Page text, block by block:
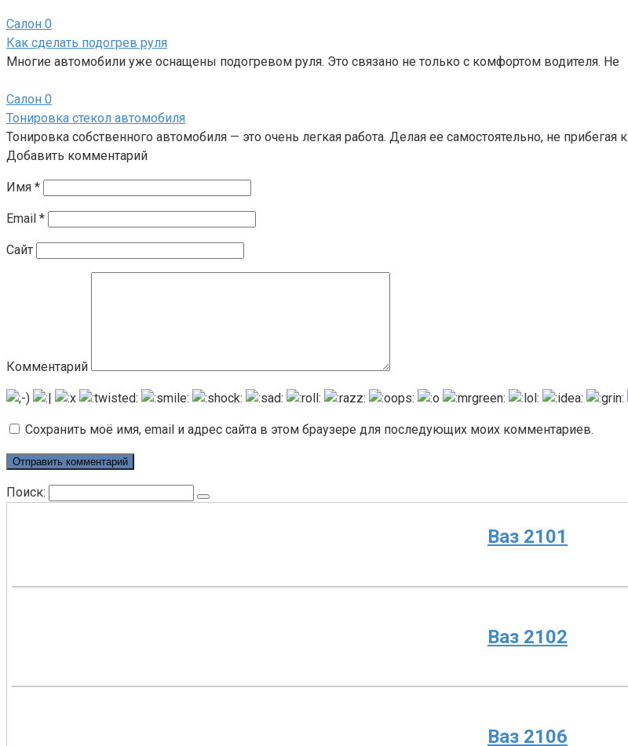
Салон 0
Как сделать подогрев руля
Многие автомобили уже оснащены подогревом руля. Это связано не только с комфортом водителя. Не
Салон 0
Тонировка стекол автомобиля
Тонировка собственного автомобиля — это очень легкая работа. Делая ее самостоятельно, не прибегая к
Добавить комментарий
Имя *
Email *
Сайт
Комментарий
Сохранить моё имя, email и адрес сайта в этом браузере для последующих моих комментариев.
Поиск:
Ваз 2101
Ваз 2102
Ваз 2106